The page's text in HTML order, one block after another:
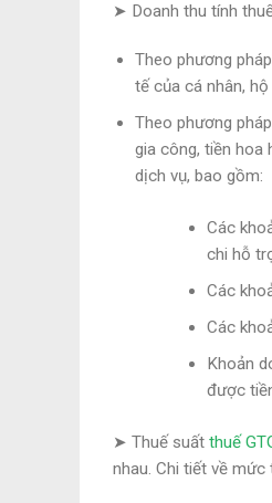
➤ Doanh thu tính
Theo phương
tế của cá nhân, hộ
Theo phương
gia công, tiền hoa
dịch vụ, bao gồm:
Các
chi hỗ
Các
Các
Khoản
được
➤ Thuế suất thuế
nhau. Chi tiết về